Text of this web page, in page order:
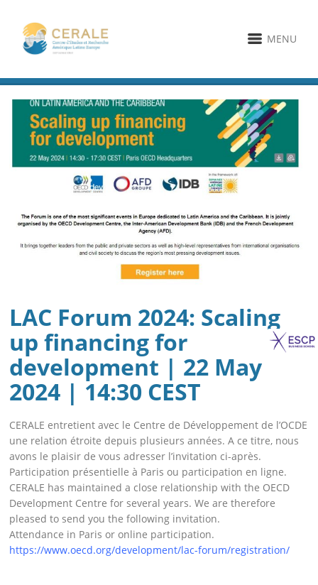
MENU
LAC Forum 2024: Scaling
up financing for
development | 22 May
2024 | 14:30 CEST
CERALE entretient avec le Centre de Développement de l’OCDE
une relation étroite depuis plusieurs années. A ce titre, nous
avons le plaisir de vous adresser l’invitation ci-après.
Participation présentielle à Paris ou participation en ligne.
CERALE has maintained a close relationship with the OECD
Development Centre for several years. We are therefore
pleased to send you the following invitation.
Attendance in Paris or online participation.
https://www.oecd.org/development/lac-forum/registration/